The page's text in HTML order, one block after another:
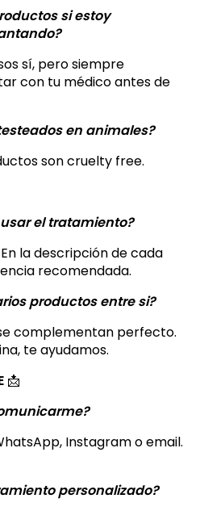
si estoy
sí, pero siempre
con tu médico antes de
en animales?
son cruelty free.
el tratamiento?
la descripción de cada
recomendada.
productos entre si?
complementan perfecto.
te ayudamos.
📩
Instagram o email.
personalizado?